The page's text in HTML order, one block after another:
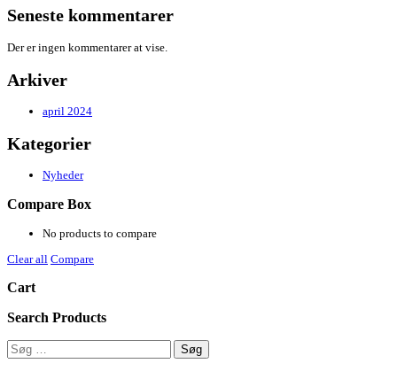
Seneste kommentarer
Der er ingen kommentarer at vise.
Arkiver
april 2024
Kategorier
Nyheder
Compare Box
No products to compare
Clear all Compare
Cart
Search Products
Søg
efter: